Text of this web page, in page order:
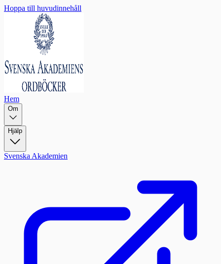
Hoppa till huvudinnehåll
Hem
Om
Hjälp
Svenska Akademien